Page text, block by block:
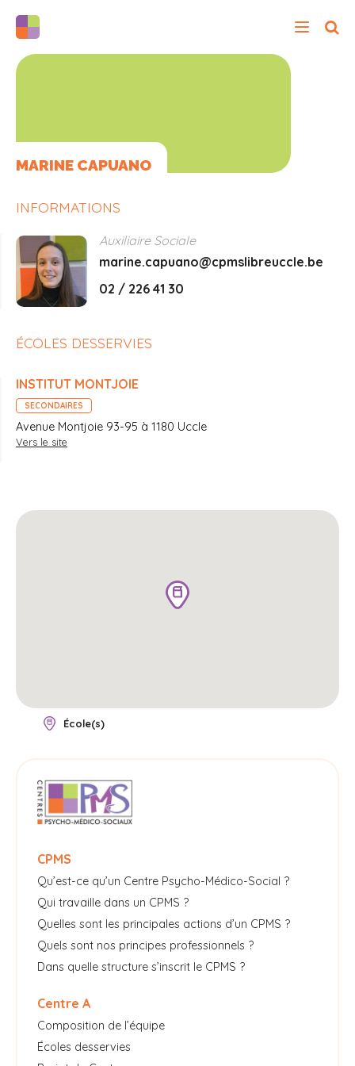
MARINE CAPUANO
INFORMATIONS
Auxiliaire Sociale
marine.capuano@cpmslibreuccle.be
02 / 226 41 30
ÉCOLES DESSERVIES
INSTITUT MONTJOIE
SECONDAIRES
Avenue Montjoie 93-95 à 1180 Uccle
Vers le site
École(s)
CPMS
Qu’est-ce qu’un Centre Psycho-Médico-Social ?
Qui travaille dans un CPMS ?
Quelles sont les principales actions d’un CPMS ?
Quels sont nos principes professionnels ?
Dans quelle structure s’inscrit le CPMS ?
Centre A
Composition de l’équipe
Écoles desservies